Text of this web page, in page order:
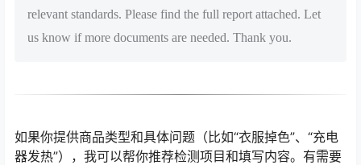
relevant standards. Please find the full report attached. Let
us know if more documents are needed. Thank you.
如果你提供商品类型和具体问题（比如“衣服掉色”、“充电
器发热”），我可以帮你推荐检测项目和填写内容。有需要